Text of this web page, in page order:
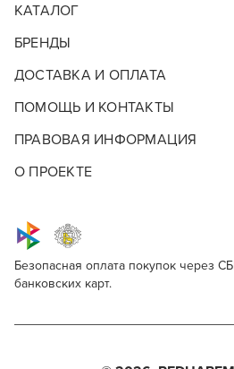
КАТАЛОГ
БРЕНДЫ
ДОСТАВКА И ОПЛАТА
ПОМОЩЬ И КОНТАКТЫ
ПРАВОВАЯ ИНФОРМАЦИЯ
О ПРОЕКТЕ
Безопасная оплата покупок через
банковских карт.